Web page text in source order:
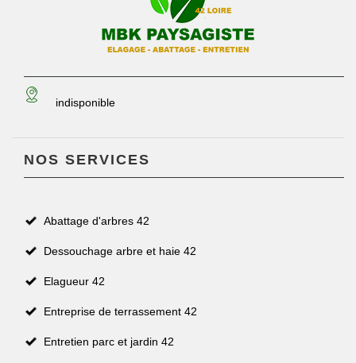
indisponible
NOS SERVICES
Abattage d'arbres 42
Dessouchage arbre et haie 42
Elagueur 42
Entreprise de terrassement 42
Entretien parc et jardin 42